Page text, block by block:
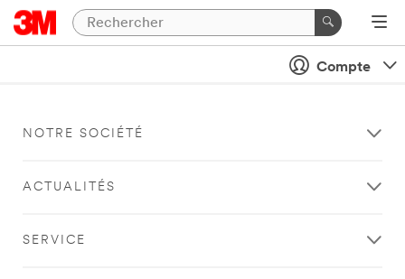
Compte
NOTRE SOCIÉTÉ
ACTUALITÉS
SERVICE